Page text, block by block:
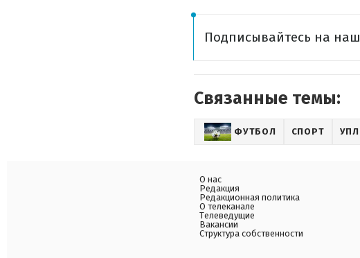
Подписывайтесь на наш
Связанные темы:
ФУТБОЛ СПОРТ УПЛ
О нас
Редакция
Редакционная политика
О телеканале
Телеведущие
Вакансии
Структура собственности